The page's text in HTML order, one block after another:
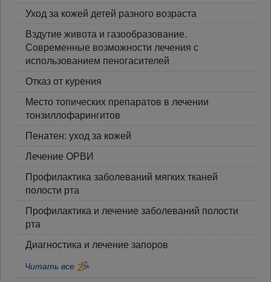
Уход за кожей детей разного возраста
Вздутие живота и газообразование.
Современные возможности лечения с
использованием пеногасителей
Отказ от курения
Место топических препаратов в лечении
тонзиллофарингитов
Пенатен: уход за кожей
Лечение ОРВИ
Профилактика заболеваний мягких тканей
полости рта
Профилактика и лечение заболеваний полости
рта
Диагностика и лечение запоров
Читать все